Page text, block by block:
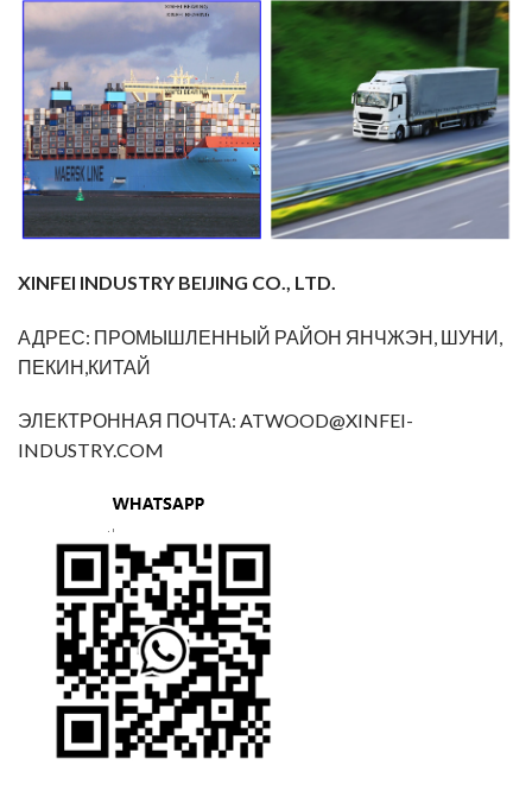
XINFEI INDUSTRY BEIJING CO., LTD.
АДРЕС: ПРОМЫШЛЕННЫЙ РАЙОН ЯНЧЖЭН, ШУНИ,
ПЕКИН,КИТАЙ
ЭЛЕКТРОННАЯ ПОЧТА: ATWOOD@XINFEI-
INDUSTRY.COM